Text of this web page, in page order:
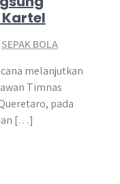
Kartel
SEPAK BOLA
melanjutkan
Timnas
pada
[…]